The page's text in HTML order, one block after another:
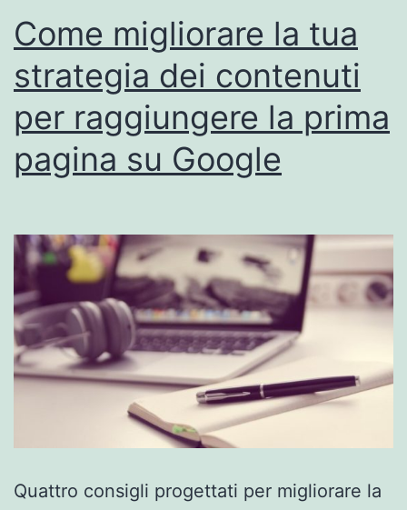
Come migliorare la tua
strategia dei contenuti
per raggiungere la prima
pagina su Google
Quattro consigli progettati per migliorare la